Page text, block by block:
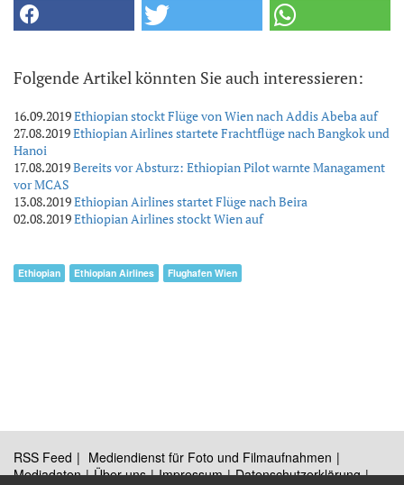
Folgende Artikel könnten Sie auch interessieren:
16.09.2019Ethiopian stockt Flüge von Wien nach Addis Abeba auf
27.08.2019Ethiopian Airlines startete Frachtflüge nach Bangkok und
Hanoi
17.08.2019Bereits vor Absturz: Ethiopian Pilot warnte Managament
vor MCAS
13.08.2019Ethiopian Airlines startet Flüge nach Beira
02.08.2019Ethiopian Airlines stockt Wien auf
Ethiopian Ethiopian Airlines Flughafen Wien
RSS Feed
Mediendienst für Foto und Filmaufnahmen
Mediadaten
Über uns Impressum
Datenschutzerklärung